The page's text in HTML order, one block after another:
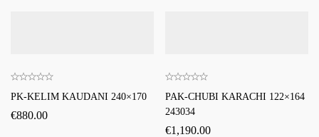
PK-KELIM KAUDANI 240×170
€880.00
PAK-CHUBI KARACHI 122×164
243034
€1,190.00